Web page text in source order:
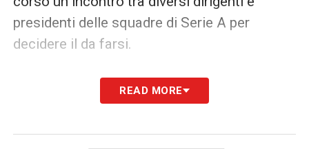
presidenti delle squadre di Serie A per
decidere il da farsi.
Presenti all’incontroDe Laurentiis, Preziosi,
Setti, Marotta e Giuliniin un hotel al centro
READ MORE